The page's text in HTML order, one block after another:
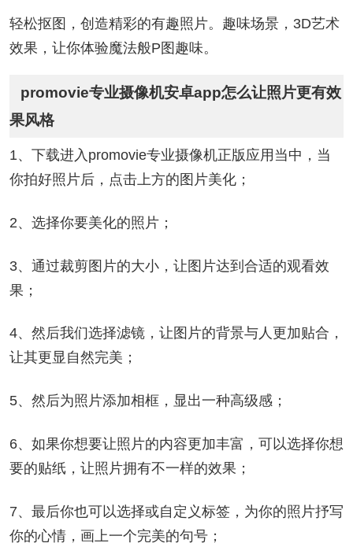
轻松抠图，创造精彩的有趣照片。趣味场景，3D艺术
效果，让你体验魔法般P图趣味。
promovie专业摄像机安卓app怎么让照片更有效
果风格
1、下载进入promovie专业摄像机正版应用当中，当
你拍好照片后，点击上方的图片美化；
2、选择你要美化的照片；
3、通过裁剪图片的大小，让图片达到合适的观看效
果；
4、然后我们选择滤镜，让图片的背景与人更加贴合，
让其更显自然完美；
5、然后为照片添加相框，显出一种高级感；
6、如果你想要让照片的内容更加丰富，可以选择你想
要的贴纸，让照片拥有不一样的效果；
7、最后你也可以选择或自定义标签，为你的照片抒写
你的心情，画上一个完美的句号；